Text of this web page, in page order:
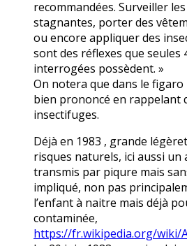
recommandées. Surveiller les
stagnantes, porter des
ou encore appliquer des
sont des réflexes que seules
interrogées possèdent. »
On notera que dans le
bien prononcé en rappelant
insectifuges.
Déjà en 1983 , grande
risques naturels, ici aussi
transmis par piqure mais
impliqué, non pas
l’enfant à naitre mais déjà
contaminée,
https://fr.wikipedia.org/wiki/